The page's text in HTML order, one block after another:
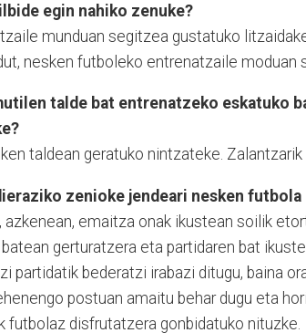
egin nahiko zenuke?
munduan segitzea gustatuko
nesken futboleko entrenatzaile moduan
talde bat entrenatzeko eskatuko
taldean geratuko nintzateke. Zalantzarik
zenioke jendeari nesken
azkenean, emaitza onak ikustean soilik
gerturatzera eta partidaren bat
partidatik bederatzi irabazi ditugu, baina
postuan amaitu behar dugu eta
futbolaz disfrutatzera gonbidatuko nituzke.